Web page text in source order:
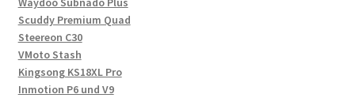
Scuddy Premium Quad
Steereon C30
VMoto Stash
Kingsong KS18XL Pro
Inmotion P6 und V9